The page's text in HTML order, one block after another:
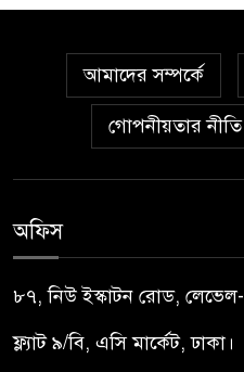
আমাদের সম্পর্কে
গোপনীয়তার নীতি
অফিস
৮৭, নিউ ইস্কাটন রোড,
ফ্ল্যাট ৯/বি, এসি মার্কেট, ঢাকা।